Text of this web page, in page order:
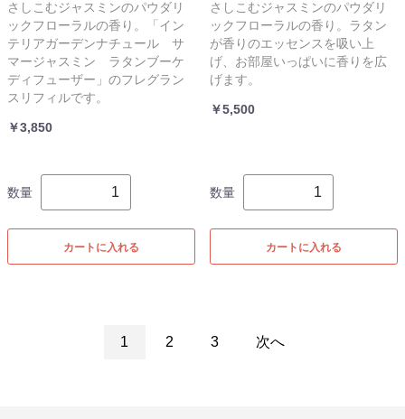
さしこむジャスミンのパウダリ
ックフローラルの香り。「イン
テリアガーデンナチュール サ
マージャスミン ラタンブーケ
ディフューザー」のフレグラン
スリフィルです。
￥3,850
数量
カートに入れる
さしこむジャスミンのパウダリ
ックフローラルの香り。ラタン
が香りのエッセンスを吸い上
げ、お部屋いっぱいに香りを広
げます。
￥5,500
数量
カートに入れる
1 2 3 次へ